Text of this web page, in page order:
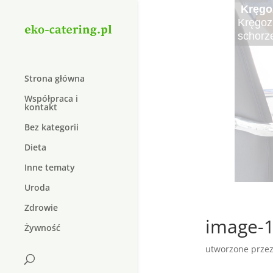
Strona główna
Współpraca i
kontakt
Bez kategorii
Dieta
Inne tematy
Uroda
Zdrowie
Żywność
do
Czy
Lato
Krem
W
który
W
image-
utworzone przez